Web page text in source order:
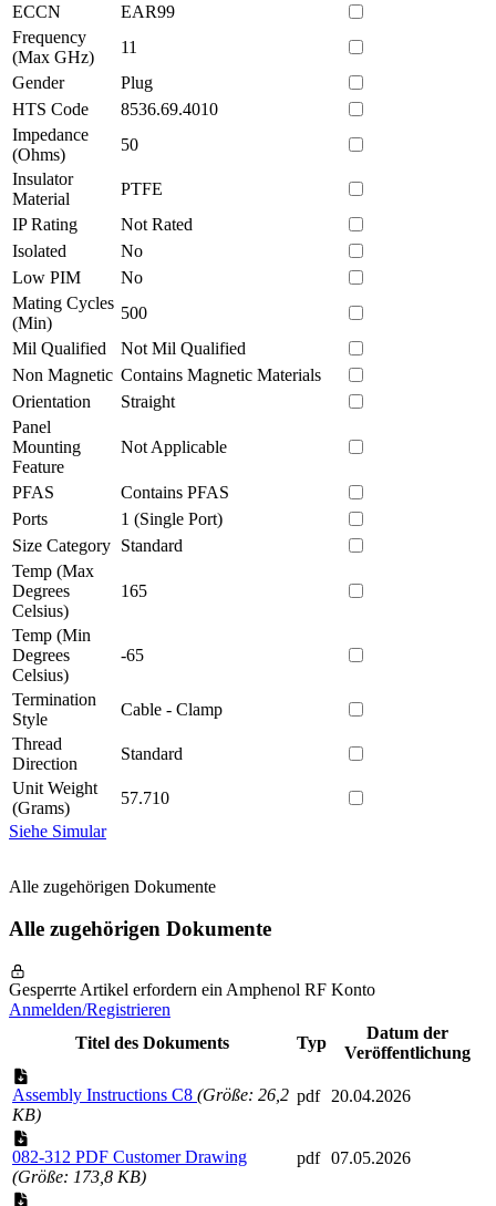
ECCN
EAR99
Frequency
(Max GHz)
11
Gender
Plug
HTS Code
8536.69.4010
Impedance
(Ohms)
50
Insulator
Material
PTFE
IP Rating
Not Rated
Isolated
No
Low PIM
No
Mating Cycles
(Min)
500
Mil Qualified
Not Mil Qualified
Non Magnetic Contains Magnetic Materials
Orientation
Straight
Panel
Mounting
Feature
Not Applicable
PFAS
Contains PFAS
Ports
1 (Single Port)
Size Category Standard
Temp (Max
Degrees
Celsius)
165
Temp (Min
Degrees
Celsius)
-65
Termination
Style
Cable - Clamp
Thread
Direction
Standard
Unit Weight
(Grams)
57.710
Siehe Simular
Alle zugehörigen Dokumente
Alle zugehörigen Dokumente
Gesperrte Artikel erfordern ein Amphenol RF Konto
Anmelden/Registrieren
Titel des Dokuments
Typ
Datum der
Veröffentlichung
Assembly Instructions C8 (Größe: 26,2
KB)
pdf 20.04.2026
082-312 PDF Customer Drawing
(Größe: 173,8 KB)
pdf 07.05.2026